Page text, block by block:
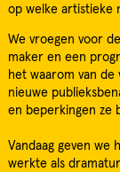
op welke artistieke
We vroegen voor
maker en een
het waarom van
nieuwe
en beperkingen ze
Vandaag geven we
werkte als